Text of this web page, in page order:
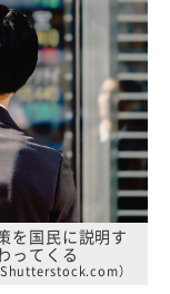
を国民に説明す
ってくる
）